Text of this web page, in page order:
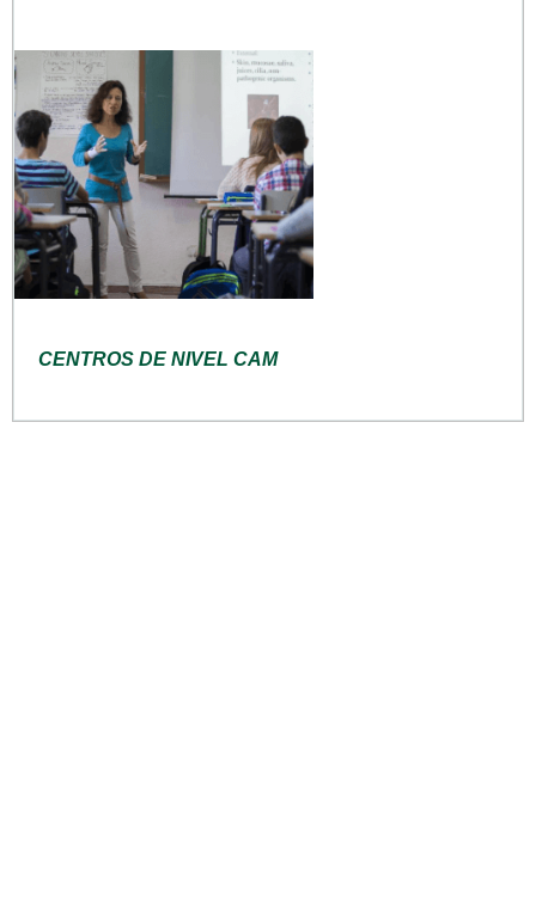
CENTROS DE NIVEL CAM